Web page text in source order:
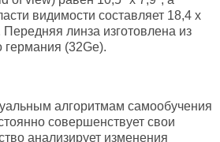
видимости составляет 18,4 х
линза изготовлена из
германия (32Ge).
алгоритмам самообучения
совершенствует свои
анализирует изменения